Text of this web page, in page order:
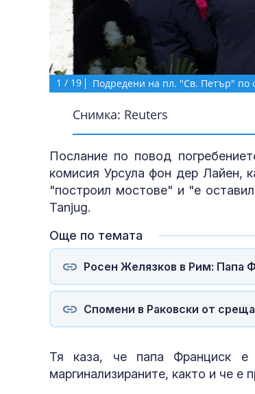
1 / 19 Подредени на пл. "Св. Петър" по
Снимка: Reuters
Послание по повод
комисия Урсула фон дер Лайен,
"построил мостове" и "е
Tanjug.
Още по темата
Росен Желязков в Рим: Папа
Спомени в Раковски от
Тя каза, че папа Франциск
маргинализираните, както и че е